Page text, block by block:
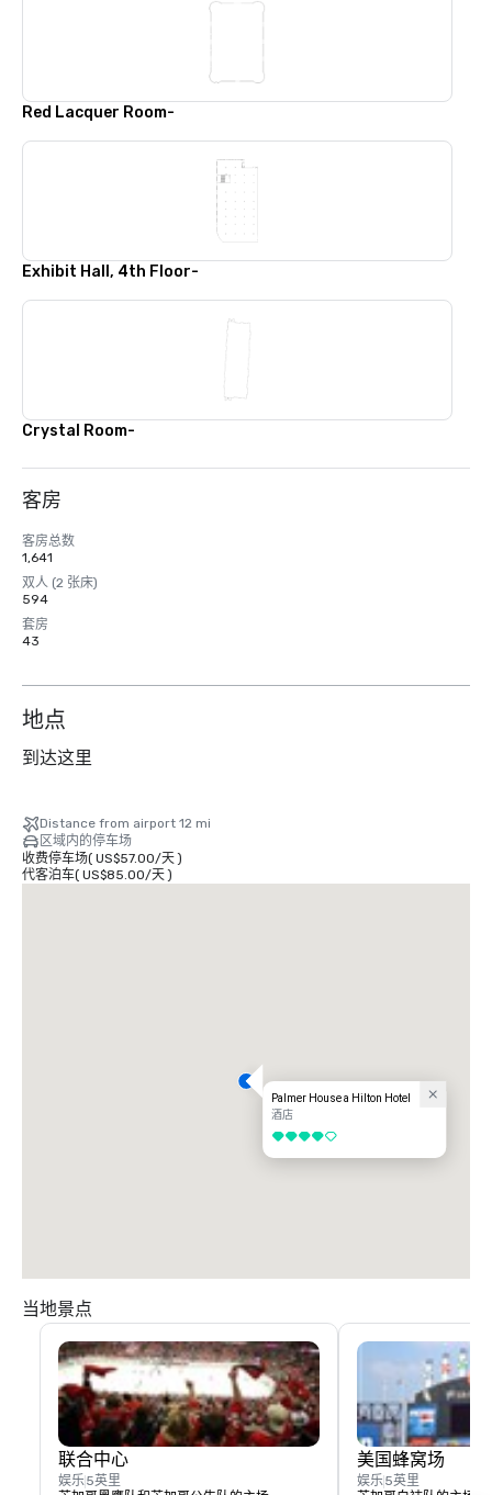
Red Lacquer Room-
Exhibit Hall, 4th Floor-
Crystal Room-
客房
客房总数
1,641
双人 (2 张床)
594
套房
43
地点
到达这里
Distance from airport 12 mi
区域内的停车场
收费停车场( US$57.00/天)
代客泊车( US$85.00/天)
Palmer House a Hilton Hotel
酒店
4/5
当地景点
联合中心
娱乐5英里
美国蜂窝场
娱乐5英里